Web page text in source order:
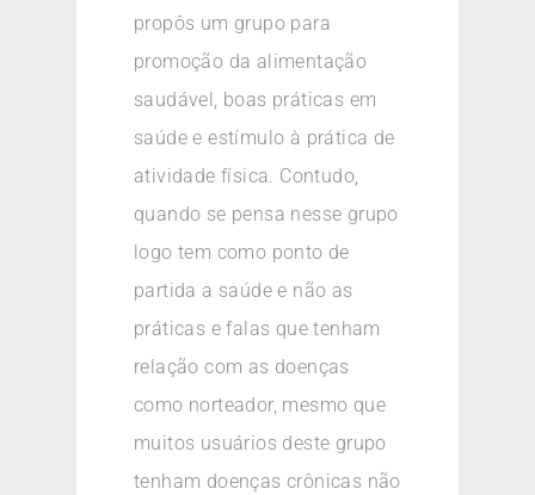
propôs um grupo para
promoção da alimentação
saudável, boas práticas em
saúde e estímulo à prática de
atividade física. Contudo,
quando se pensa nesse grupo
logo tem como ponto de
partida a saúde e não as
práticas e falas que tenham
relação com as doenças
como norteador, mesmo que
muitos usuários deste grupo
tenham doenças crônicas não